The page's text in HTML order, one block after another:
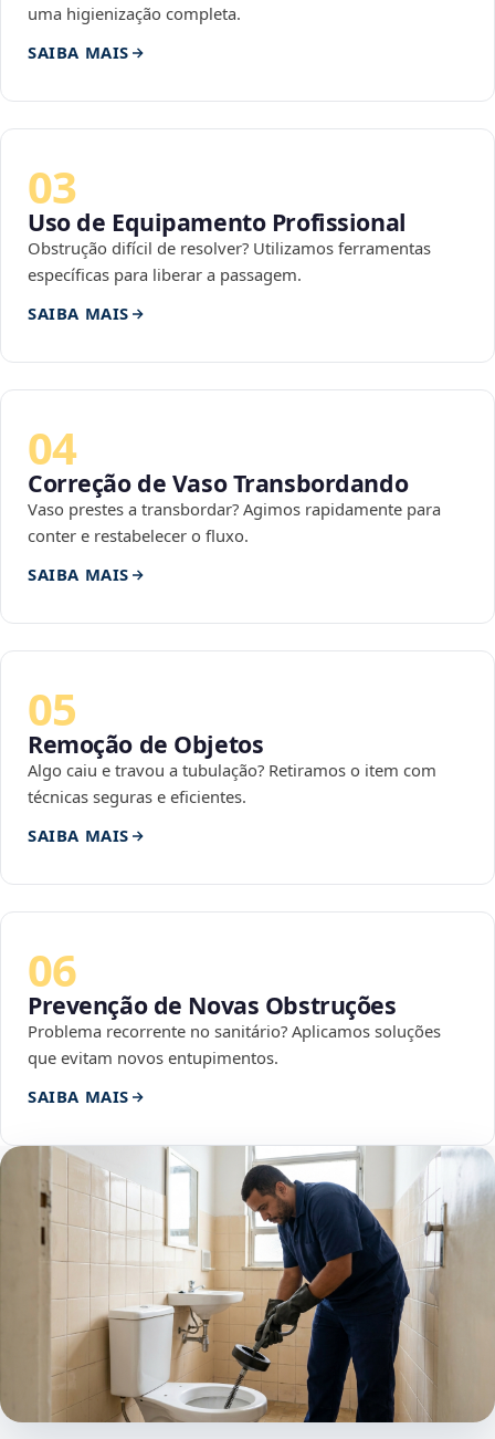
uma higienização completa.
SAIBA MAIS
03
Uso de Equipamento Profissional
Obstrução difícil de resolver? Utilizamos ferramentas
específicas para liberar a passagem.
SAIBA MAIS
04
Correção de Vaso Transbordando
Vaso prestes a transbordar? Agimos rapidamente para
conter e restabelecer o fluxo.
SAIBA MAIS
05
Remoção de Objetos
Algo caiu e travou a tubulação? Retiramos o item com
técnicas seguras e eficientes.
SAIBA MAIS
06
Prevenção de Novas Obstruções
Problema recorrente no sanitário? Aplicamos soluções
que evitam novos entupimentos.
SAIBA MAIS